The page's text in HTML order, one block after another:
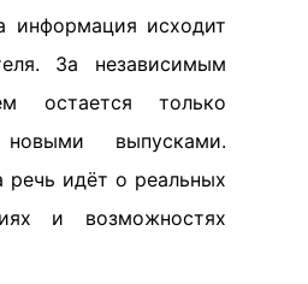
информация исходит
За независимым
остается только
выпусками.
речь идёт о реальных
и возможностях